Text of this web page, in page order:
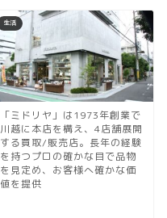
生活
「ミドリヤ」は1973年創業で
川越に本店を構え、4店舗展開
する買取/販売店。長年の経験
を持つプロの確かな目で品物
を見定め、お客様へ確かな価
値を提供